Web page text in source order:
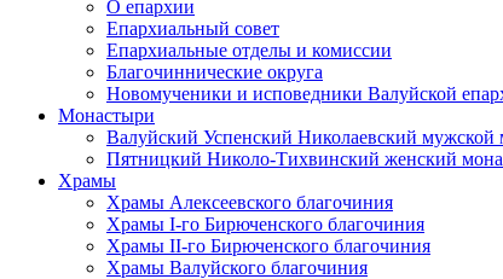
О епархии
Епархиальный совет
Епархиальные отделы и комиссии
Благочиннические округа
Новомученики и исповедники Валуйской
Монастыри
Валуйский Успенский Николаевский мужской
Пятницкий Николо-Тихвинский женский
Храмы
Храмы Алексеевского благочиния
Храмы I-го Бирюченского благочиния
Храмы II-го Бирюченского благочиния
Храмы Валуйского благочиния